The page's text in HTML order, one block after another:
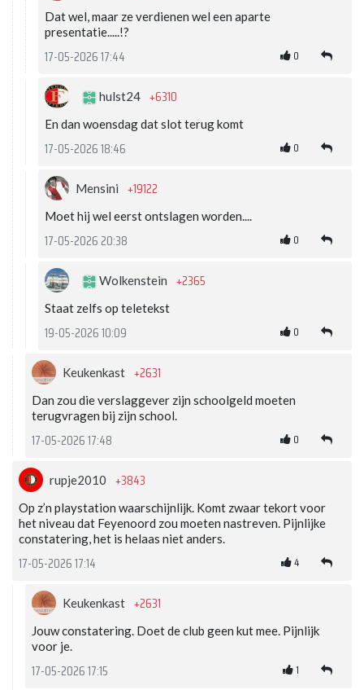
Dat wel, maar ze verdienen wel een aparte
presentatie.....!?
17-05-2026 17:44 0
hulst24 +6310
En dan woensdag dat slot terug komt
17-05-2026 18:46 0
Mensini +19122
Moet hij wel eerst ontslagen worden....
17-05-2026 20:38 0
Wolkenstein +2365
Staat zelfs op teletekst
19-05-2026 10:09 0
Keukenkast +2631
Dan zou die verslaggever zijn schoolgeld moeten
terugvragen bij zijn school.
17-05-2026 17:48 0
rupje2010 +3843
Op z’n playstation waarschijnlijk. Komt zwaar tekort voor
het niveau dat Feyenoord zou moeten nastreven. Pijnlijke
constatering, het is helaas niet anders.
17-05-2026 17:14 4
Keukenkast +2631
Jouw constatering. Doet de club geen kut mee. Pijnlijk
voor je.
17-05-2026 17:15 1